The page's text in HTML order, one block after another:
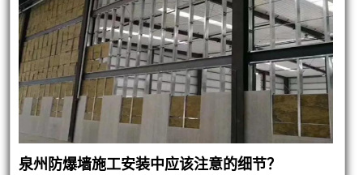
泉州防爆墙施工安装中应该注意的细节？